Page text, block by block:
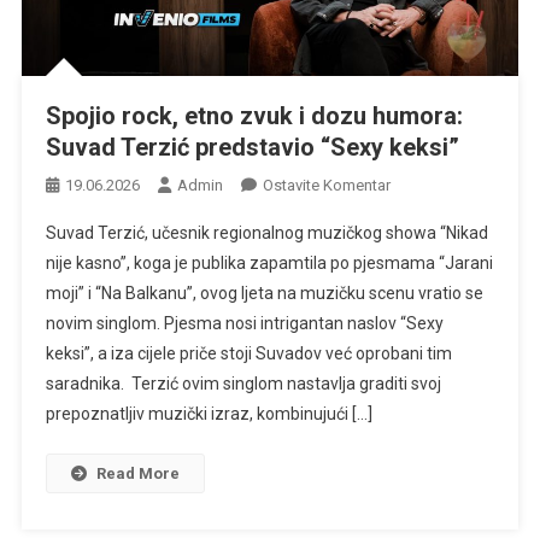
Spojio rock, etno zvuk i dozu humora:
Suvad Terzić predstavio “Sexy keksi”
19.06.2026 Admin Ostavite KomentarNa
Rock,
Etno
Zvuk
I
Dozu
Humora:
Suvad Terzić, učesnik regionalnog muzičkog showa “Nikad
nije kasno”, koga je publika zapamtila po pjesmama “Jarani
moji” i “Na Balkanu”, ovog ljeta na muzičku scenu vratio se
novim singlom. Pjesma nosi intrigantan naslov “Sexy
keksi”, a iza cijele priče stoji Suvadov već oprobani tim
saradnika. Terzić ovim singlom nastavlja graditi svoj
prepoznatljiv muzički izraz, kombinujući […]
Read More